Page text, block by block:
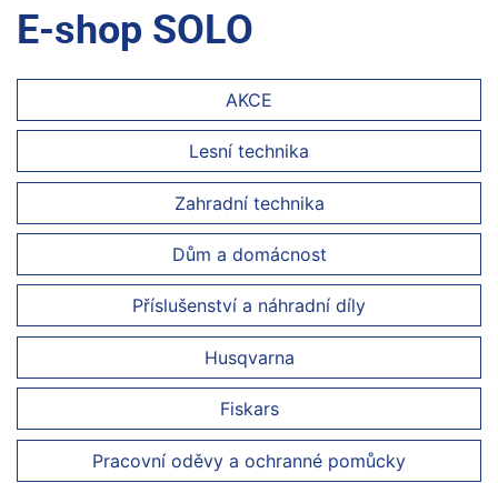
E-shop SOLO
AKCE
Lesní technika
Zahradní technika
Dům a domácnost
Příslušenství a náhradní díly
Husqvarna
Fiskars
Pracovní oděvy a ochranné pomůcky